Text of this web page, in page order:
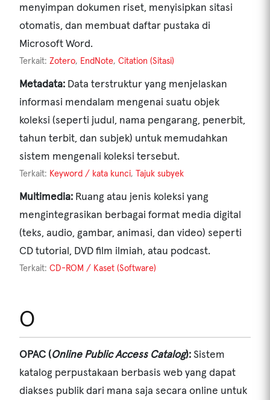
menyimpan dokumen riset, menyisipkan sitasi
otomatis, dan membuat daftar pustaka di
Microsoft Word.
Terkait: Zotero, EndNote, Citation (Sitasi)
Metadata: Data terstruktur yang menjelaskan
informasi mendalam mengenai suatu objek
koleksi (seperti judul, nama pengarang, penerbit,
tahun terbit, dan subjek) untuk memudahkan
sistem mengenali koleksi tersebut.
Terkait: Keyword / kata kunci, Tajuk subyek
Multimedia: Ruang atau jenis koleksi yang
mengintegrasikan berbagai format media digital
(teks, audio, gambar, animasi, dan video) seperti
CD tutorial, DVD film ilmiah, atau podcast.
Terkait: CD-ROM / Kaset (Software)
O
OPAC (Online Public Access Catalog):Sistem
katalog perpustakaan berbasis web yang dapat
diakses publik dari mana saja secara online untuk